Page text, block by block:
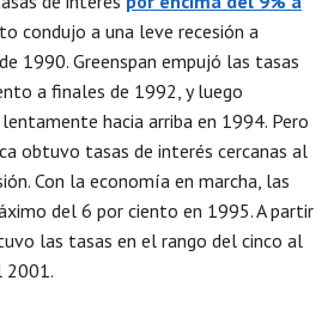
condujo a una leve recesión a
1990. Greenspan empujó las tasas
a finales de 1992, y luego
hacia arriba en 1994. Pero
obtuvo tasas de interés cercanas al
Con la economía en marcha, las
del 6 por ciento en 1995. A partir
las tasas en el rango del cinco al
2001.